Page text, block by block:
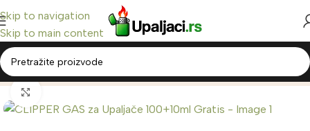
Skip to navigation
Skip to main content
Home/ Oprema za Upaljače